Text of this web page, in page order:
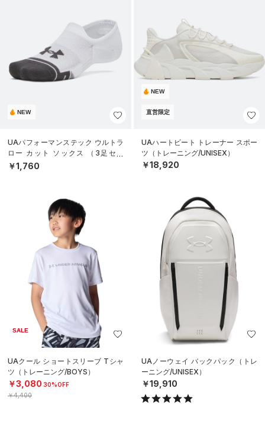
NEW
UAパフォーマンステック ウルトラ
ロー カット ソックス （3足セッ
ト）（トレーニング/UNISEX）
￥1,760
NEW
直営限定
UAハートビート トレーナー スポー
ツ（トレーニング/UNISEX）
￥18,920
SALE
UAクール ショートスリーブ Tシャ
ツ（トレーニング/BOYS）
￥3,080 30%OFF
￥4,400
UAノーウェイ バックパック（トレ
ーニング/UNISEX）
￥19,910